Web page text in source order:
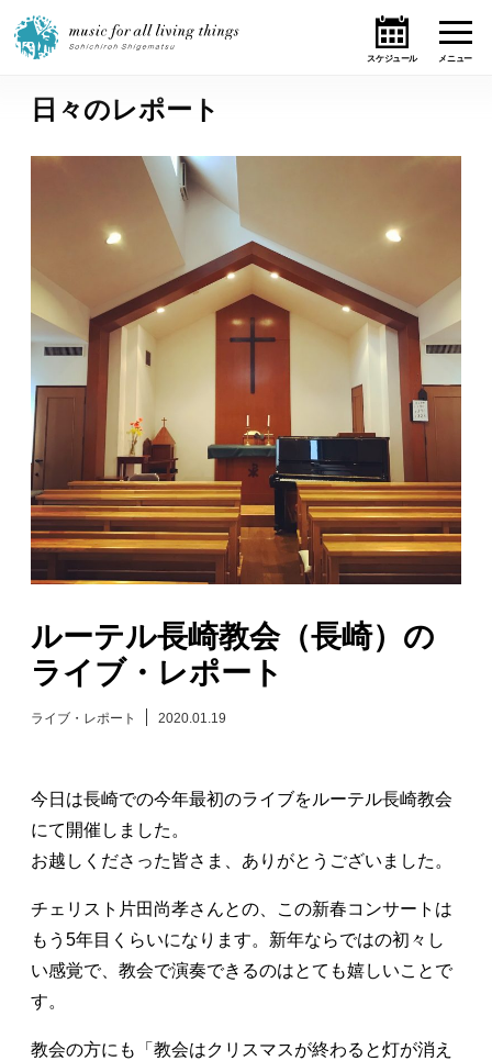
ホーム
テーマ
ライブ・スケジュール
作品
オンライン・ショップ
ギャラリー
日々のレポート
プロフィール
演奏依頼
日々のレポート
ルーテル長崎教会（長崎）の
ライブ・レポート
ライブ・レポート 2020.01.19
今日は長崎での今年最初のライブをルーテル長崎教会
にて開催しました。
お越しくださった皆さま、ありがとうございました。
チェリスト片田尚孝さんとの、この新春コンサートは
もう5年目くらいになります。新年ならではの初々し
い感覚で、教会で演奏できるのはとても嬉しいことで
す。
教会の方にも「教会はクリスマスが終わると灯が消え